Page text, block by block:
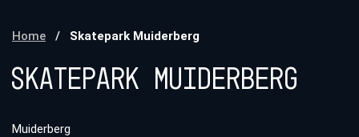
Home / Skatepark Muiderberg
Skatepark Muiderberg
Muiderberg